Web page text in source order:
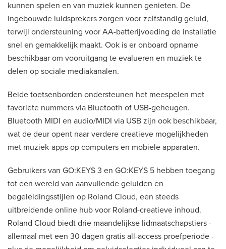
kunnen spelen en van muziek kunnen genieten. De
ingebouwde luidsprekers zorgen voor zelfstandig geluid,
terwijl ondersteuning voor AA-batterijvoeding de installatie
snel en gemakkelijk maakt. Ook is er onboard opname
beschikbaar om vooruitgang te evalueren en muziek te
delen op sociale mediakanalen.
Beide toetsenborden ondersteunen het meespelen met
favoriete nummers via Bluetooth of USB-geheugen.
Bluetooth MIDI en audio/MIDI via USB zijn ook beschikbaar,
wat de deur opent naar verdere creatieve mogelijkheden
met muziek-apps op computers en mobiele apparaten.
Gebruikers van GO:KEYS 3 en GO:KEYS 5 hebben toegang
tot een wereld van aanvullende geluiden en
begeleidingsstijlen op Roland Cloud, een steeds
uitbreidende online hub voor Roland-creatieve inhoud.
Roland Cloud biedt drie maandelijkse lidmaatschapstiers -
allemaal met een 30 dagen gratis all-access proefperiode -